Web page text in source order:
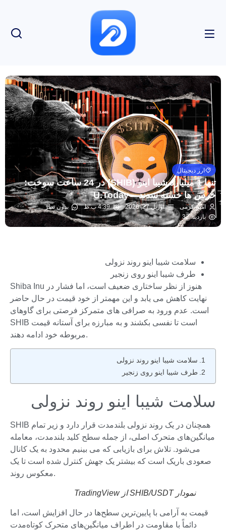
ارز دیجیتال
تنها 1 میلیارد شیبا اینو (SHIB) در 24 ساعت سوخت:
خرس ها خسته شدند – U.Today
امیر کرمی آوریل 27, 2026 4:39 ب.ظ
بدون نظر
بازدید: 32
سلامت شیبا اینو روند نزولی
طرف شیبا اینو روی زنجیر
Shiba Inu هنوز از نظر ساختاری ضعیف است، اما فشار در
نهایت کاهش می یابد و این مهمتر از خود قیمت در حال حاضر
است. عدم ورود به صرافی های متمرکز فرصتی برای گاوهای
SHIB است تا نفسی بکشند و به مبارزه برای آستانه قیمت
مربوطه خود ادامه دهند.
سلامت شیبا اینو روند نزولی
طرف شیبا اینو روی زنجیر
سلامت شیبا اینو روند نزولی
SHIB همچنان در یک روند نزولی بلندمدت قرار دارد و زیر تمام
میانگین‌های متحرک اصلی، از جمله سطح کلید بلندمدت، معامله
می‌شود. تلاش برای بازیابی که می بینیم محدود به یک کانال
صعودی باریک است که بیشتر یک جهش کنترل شده است تا یک
معکوس روند.
نمودار SHIB/USDT از TradingView
قیمت به آرامی با پایین‌ترین سطح‌ها در حال افزایش است، اما
دائماً با مقاومت در اطراف میانگین‌های متحرک کوتاه‌مدت